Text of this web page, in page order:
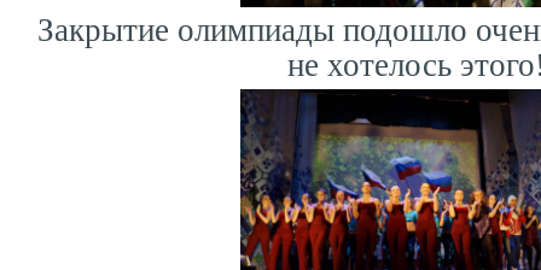
Закрытие олимпиады подошло
не хотелось